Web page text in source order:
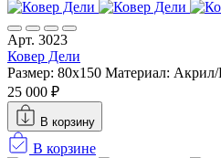
Арт. 3023
Ковер Дели
Размер: 80x150 Материал:
25 000 ₽
В корзину
В корзине